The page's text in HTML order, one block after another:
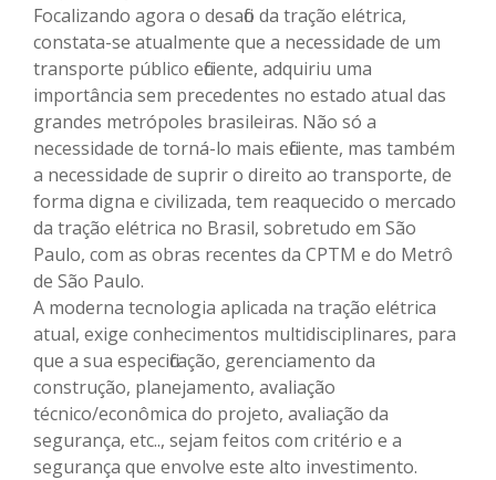
Focalizando agora o desafio da tração elétrica,
constata-se atualmente que a necessidade de um
transporte público eficiente, adquiriu uma
importância sem precedentes no estado atual das
grandes metrópoles brasileiras. Não só a
necessidade de torná-lo mais eficiente, mas também
a necessidade de suprir o direito ao transporte, de
forma digna e civilizada, tem reaquecido o mercado
da tração elétrica no Brasil, sobretudo em São
Paulo, com as obras recentes da CPTM e do Metrô
de São Paulo.
A moderna tecnologia aplicada na tração elétrica
atual, exige conhecimentos multidisciplinares, para
que a sua especificação, gerenciamento da
construção, planejamento, avaliação
técnico/econômica do projeto, avaliação da
segurança, etc.., sejam feitos com critério e a
segurança que envolve este alto investimento.